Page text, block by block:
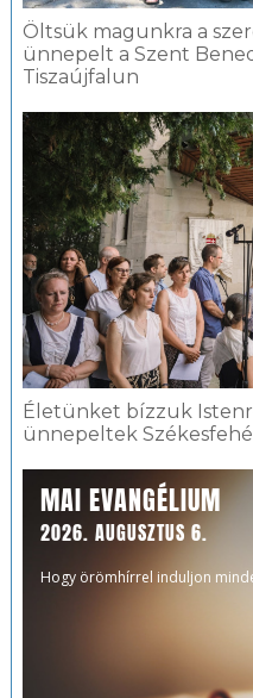
Öltsük magunkra a
ünnepelt a Szent
Tiszaújfalun
Életünket bízzuk
ünnepeltek
MAI EVANGÉLIUM
2026. AUGUSZTUS 6.
Hogy örömhírrel induljon